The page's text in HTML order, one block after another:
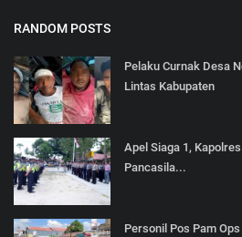
RANDOM POSTS
Pelaku Curnak Desa
Lintas Kabupaten
Apel Siaga 1,
Pancasila...
Personil Pos Pam